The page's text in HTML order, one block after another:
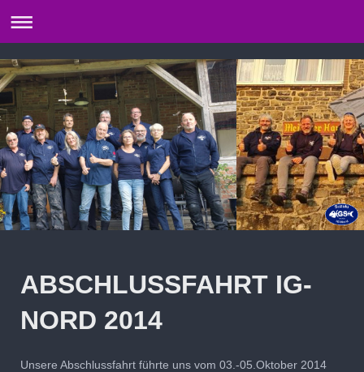
ABSCHLUSSFAHRT IG-
NORD 2014
Unsere Abschlussfahrt führte uns vom 03.-05.Oktober 2014